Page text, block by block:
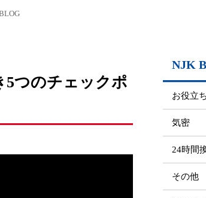
5つのチェックポ
NJK
お役立
気密
24時間
その他